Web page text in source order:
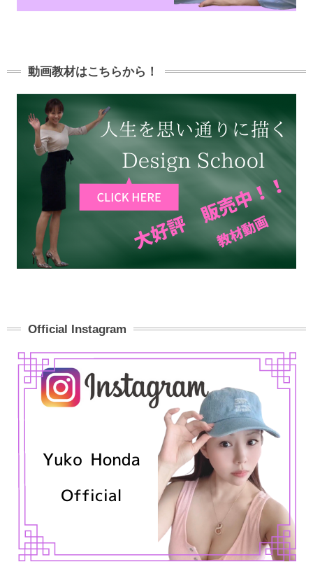
動画教材はこちらから！
Official Instagram